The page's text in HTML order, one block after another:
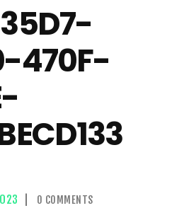
470F-
0 COMMENTS